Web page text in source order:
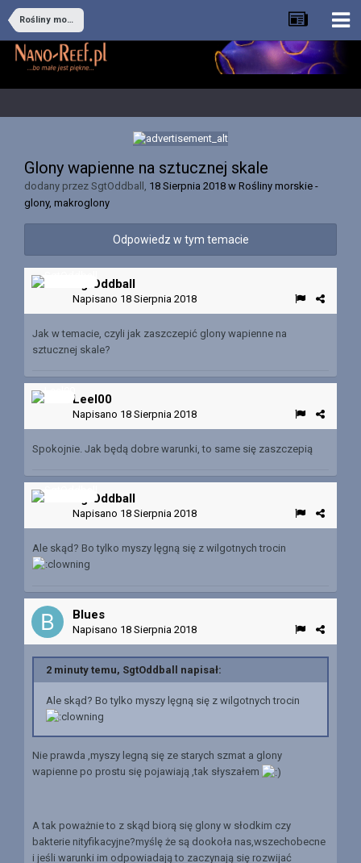
Rośliny morskie - glony, makroglony
Glony wapienne na sztucznej skale
dodany przez SgtOddball 18 Sierpnia 2018 w Rośliny morskie -
glony, makroglony
Odpowiedz w tym temacie
SgtOddball
Napisano 18 Sierpnia 2018
Jak w temacie, czyli jak zaszczepić glony wapienne na
sztucznej skale?
Leel00
Napisano 18 Sierpnia 2018
Spokojnie. Jak będą dobre warunki, to same się zaszczepią
SgtOddball
Napisano 18 Sierpnia 2018
Ale skąd? Bo tylko myszy lęgną się z wilgotnych trocin
Blues
Napisano 18 Sierpnia 2018
2 minuty temu, SgtOddball napisał:
Ale skąd? Bo tylko myszy lęgną się z wilgotnych trocin
Nie prawda ,myszy legną się ze starych szmat a glony
wapienne po prostu się pojawiają ,tak słyszałem
A tak poważnie to z skąd biorą się glony w słodkim czy
bakterie nityfikacyjne?myślę że są dookoła nas,wszechobecne
i jeśli warunki im odpowiadają to zaczynają się rozwijać